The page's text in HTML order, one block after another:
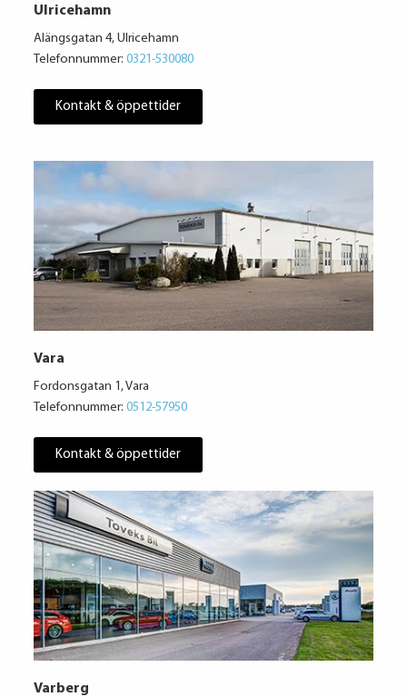
Ulricehamn
Alängsgatan 4, Ulricehamn
Telefonnummer: 0321-530080
Kontakt & öppettider
Vara
Fordonsgatan 1, Vara
Telefonnummer: 0512-57950
Kontakt & öppettider
Varberg